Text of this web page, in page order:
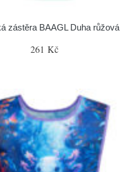
zástěra BAAGL Duha růžová
261 Kč